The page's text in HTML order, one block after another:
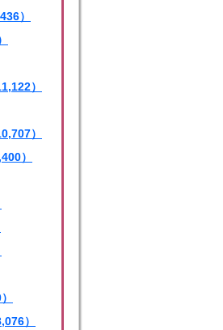
）
）
）
）
）